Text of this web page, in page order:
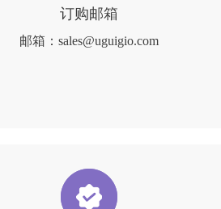
订购邮箱
邮箱：sales@uguigio.com